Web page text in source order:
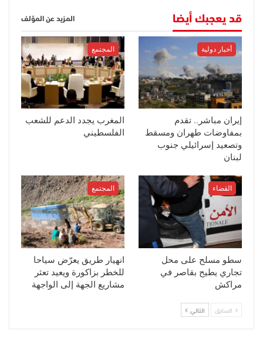
قد يعجبك أيضا المزيد عن المؤلف
أخبار دولية
إيران مباشر.. تقدم
بمفاوضات طهران ومسقط
وتصعيد إسرائيلي جنوب
لبنان
المجتمع
المغرب يجدد الدعم للشعب
الفلسطيني
القضاء
سطو مسلح على محل
تجاري يطيح بقاصر في
مراكش
المجتمع
انهيار طريق يعرّض سياحا
للخطر بزاكورة ويعيد تعثر
مشاريع الجهة إلى الواجهة
السابق التالي